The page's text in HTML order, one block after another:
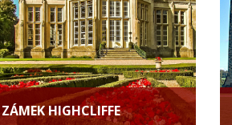
ZÁMEK HIGHCLIFFE